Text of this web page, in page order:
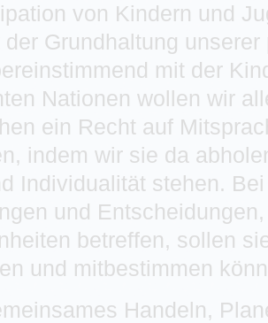
von Kindern und
Grundhaltung
mit der
Nationen wollen wir
ein Recht auf
indem wir sie da
Individualität stehen.
und
betreffen, sollen
und mitbestimmen
Handeln,